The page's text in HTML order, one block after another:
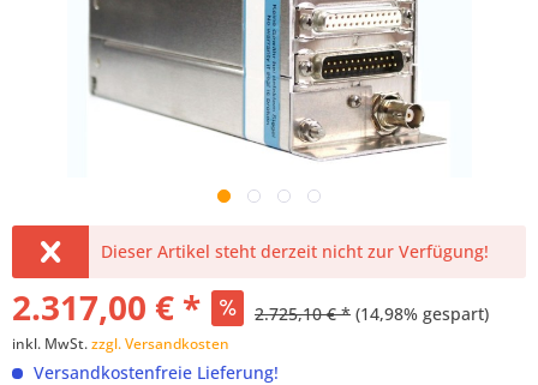
Dieser Artikel steht derzeit nicht zur Verfügung!
2.317,00 € * 2.725,10 € * (14,98% gespart)
inkl. MwSt.zzgl. Versandkosten
Versandkostenfreie Lieferung!